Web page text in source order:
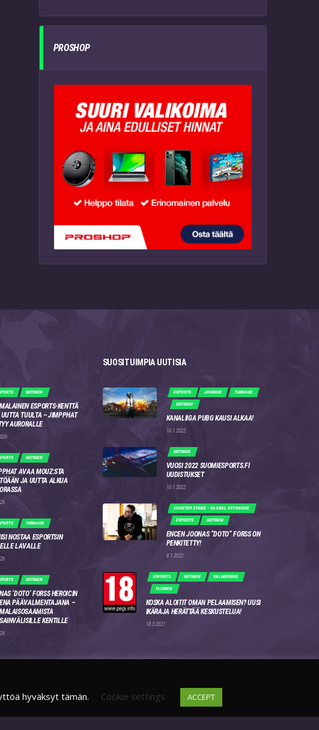
PROSHOP
UUTINEN
ESPORTS-KENTTÄ
TUULTA – JIMPPHAT
AURORALLE
UUTINEN
AVAA MOUZ:STA
JA UUTTA ALKUA
TURNAUS
NOSTAA ESPORTSIN
LAVALLE
UUTINEN
‘DOTO’ FORSS HEROICIN
PÄÄVALMENTAJANA –
KENTILLE
SUOSITUIMPIA UUTISIA
ESPORTS JOUKKUE TURNAUS
UUTINEN
KANALIIGA PUBG KAUSI ALKAA!
10.1.2022
UUTINEN
VUOSI 2022 SUOMIESPORTS.FI
UUDISTUKSET
10.1.2022
COUNTER STRIKE - GLOBAL OFFENSIVE
ESPORTS UUTINEN
ENCEN JOONAS “DOTO” FORSS ON
PENKITETTY!
8.1.2022
ESPORTS UUTINEN VALMENNUS
YLEINEN
KOSKA ALOITIT OMAN PELAAMISEN? UUSI
IKÄRAJA HERÄTTÄÄ KESKUSTELUA!
18.3.2021
TWITCH DISCORD
hyväksyt tämän. Cookie settings ACCEPT